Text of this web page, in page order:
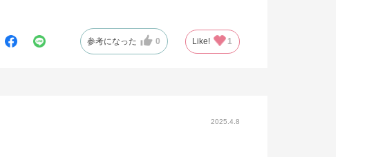
参考になった 0 Like! 1
2025.4.8